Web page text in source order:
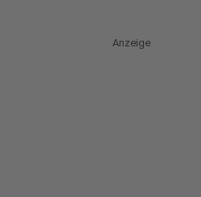
Anzeige